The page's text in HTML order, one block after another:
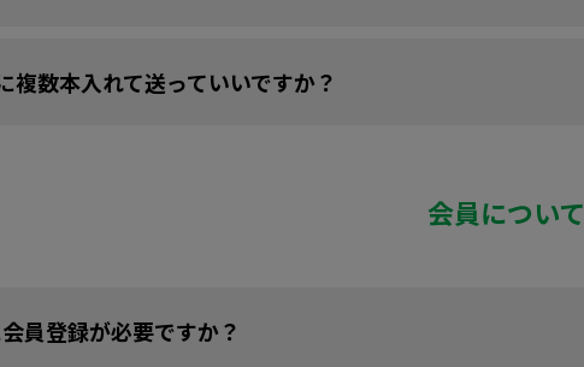
複数本入れて送っていいですか？
会員について
員登録が必要ですか？